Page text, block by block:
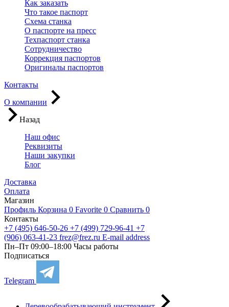
Как заказать
Что такое паспорт
Схема станка
О паспорте на пресс
Техпаспорт станка
Сотрудничество
Коррекция паспортов
Оригиналы паспортов
Контакты
О компании
Назад
Наш офис
Реквизиты
Наши закупки
Блог
Доставка
Оплата
Магазин
Профиль Корзина 0 Favorite 0 Сравнить 0
Контакты
+7 (495) 646-50-26 +7 (499) 729-96-41 +7
(906) 063-41-23 frez@frez.ru E-mail address
Пн–Пт 09:00–18:00 Часы работы
Подписаться
Telegram